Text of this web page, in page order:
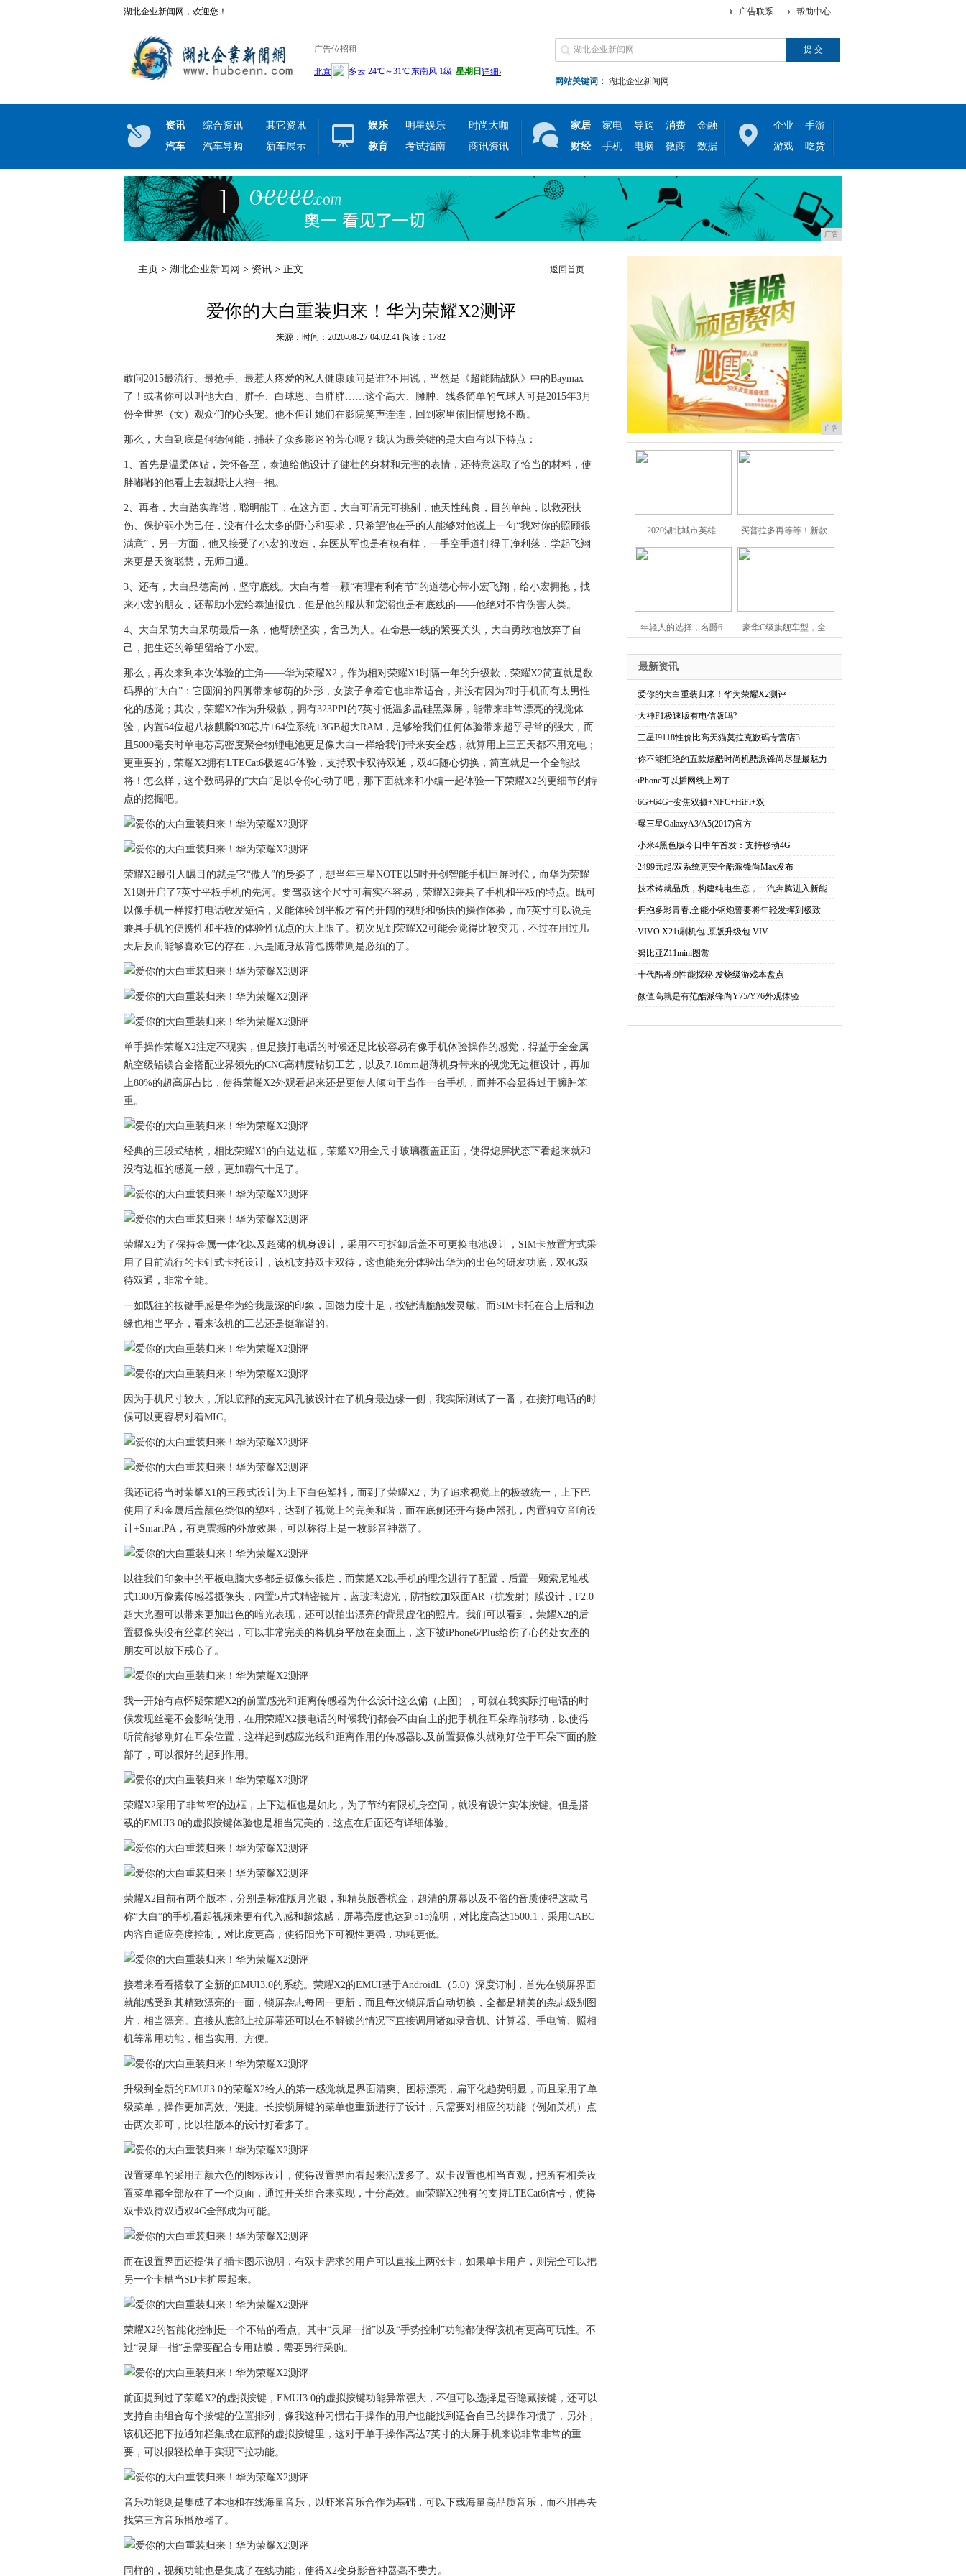
湖北企业新闻网，欢迎您！ 帮助中心
广告联系
广告位招租
网站关键词： 湖北企业新闻网
资讯 综合资讯
其它资讯
汽车
汽车导购 新车展示
娱乐 明星娱乐
时尚大咖
教育
考试指南 商讯资讯
家居 家电 导购 消费
金融
财经
手机 电脑 微商 数据
企业
手游
游戏
吃货
广告
主页 > 湖北企业新闻网 > 资讯 > 正文 返回首页
爱你的大白重装归来！华为荣耀X2测评
来源：时间：2020-08-27 04:02:41 阅读：1782
敢问2015最流行、最抢手、最惹人疼爱的私人健康顾问是谁?不用说，当然是《超能陆战队》中的Baymax
了！或者你可以叫他大白、胖子、白球恩、白胖胖……这个高大、臃肿、线条简单的气球人可是2015年3月
份全世界（女）观众们的心头宠。他不但让她们在影院笑声连连，回到家里依旧情思捻不断。
那么，大白到底是何德何能，捕获了众多影迷的芳心呢？我认为最关键的是大白有以下特点：
1、首先是温柔体贴，关怀备至，泰迪给他设计了健壮的身材和无害的表情，还特意选取了恰当的材料，使
胖嘟嘟的他看上去就想让人抱一抱。
2、再者，大白踏实靠谱，聪明能干，在这方面，大白可谓无可挑剔，他天性纯良，目的单纯，以救死扶
伤、保护弱小为己任，没有什么太多的野心和要求，只希望他在乎的人能够对他说上一句“我对你的照顾很
满意”，另一方面，他又接受了小宏的改造，弃医从军也是有模有样，一手空手道打得干净利落，学起飞翔
来更是天资聪慧，无师自通。
3、还有，大白品德高尚，坚守底线。大白有着一颗“有理有利有节”的道德心带小宏飞翔，给小宏拥抱，找
来小宏的朋友，还帮助小宏给泰迪报仇，但是他的服从和宠溺也是有底线的——他绝对不肯伤害人类。
4、大白呆萌大白呆萌最后一条，他臂膀坚实，舍己为人。在命悬一线的紧要关头，大白勇敢地放弃了自
己，把生还的希望留给了小宏。
那么，再次来到本次体验的主角——华为荣耀X2，作为相对荣耀X1时隔一年的升级款，荣耀X2简直就是数
码界的“大白”：它圆润的四脚带来够萌的外形，女孩子拿着它也非常适合，并没有因为7吋手机而有太男性
化的感觉；其次，荣耀X2作为升级款，拥有323PPI的7英寸低温多晶硅黑瀑屏，能带来非常漂亮的视觉体
验，内置64位超八核麒麟930芯片+64位系统+3GB超大RAM，足够给我们任何体验带来超乎寻常的强大，而
且5000毫安时单电芯高密度聚合物锂电池更是像大白一样给我们带来安全感，就算用上三五天都不用充电；
更重要的，荣耀X2拥有LTECat6极速4G体验，支持双卡双待双通，双4G随心切换，简直就是一个全能战
将！怎么样，这个数码界的“大白”足以令你心动了吧，那下面就来和小编一起体验一下荣耀X2的更细节的特
点的挖掘吧。
荣耀X2最引人瞩目的就是它“傲人”的身姿了，想当年三星NOTE以5吋开创智能手机巨屏时代，而华为荣耀
X1则开启了7英寸平板手机的先河。要驾驭这个尺寸可着实不容易，荣耀X2兼具了手机和平板的特点。既可
以像手机一样接打电话收发短信，又能体验到平板才有的开阔的视野和畅快的操作体验，而7英寸可以说是
兼具手机的便携性和平板的体验性优点的大上限了。初次见到荣耀X2可能会觉得比较突兀，不过在用过几
天后反而能够喜欢它的存在，只是随身放背包携带则是必须的了。
单手操作荣耀X2注定不现实，但是接打电话的时候还是比较容易有像手机体验操作的感觉，得益于全金属
航空级铝镁合金搭配业界领先的CNC高精度钻切工艺，以及7.18mm超薄机身带来的视觉无边框设计，再加
上80%的超高屏占比，使得荣耀X2外观看起来还是更使人倾向于当作一台手机，而并不会显得过于臃肿笨
重。
经典的三段式结构，相比荣耀X1的白边边框，荣耀X2用全尺寸玻璃覆盖正面，使得熄屏状态下看起来就和
没有边框的感觉一般，更加霸气十足了。
荣耀X2为了保持金属一体化以及超薄的机身设计，采用不可拆卸后盖不可更换电池设计，SIM卡放置方式采
用了目前流行的卡针式卡托设计，该机支持双卡双待，这也能充分体验出华为的出色的研发功底，双4G双
待双通，非常全能。
一如既往的按键手感是华为给我最深的印象，回馈力度十足，按键清脆触发灵敏。而SIM卡托在合上后和边
缘也相当平齐，看来该机的工艺还是挺靠谱的。
因为手机尺寸较大，所以底部的麦克风孔被设计在了机身最边缘一侧，我实际测试了一番，在接打电话的时
候可以更容易对着MIC。
我还记得当时荣耀X1的三段式设计为上下白色塑料，而到了荣耀X2，为了追求视觉上的极致统一，上下巴
使用了和金属后盖颜色类似的塑料，达到了视觉上的完美和谐，而在底侧还开有扬声器孔，内置独立音响设
计+SmartPA，有更震撼的外放效果，可以称得上是一枚影音神器了。
以往我们印象中的平板电脑大多都是摄像头很烂，而荣耀X2以手机的理念进行了配置，后置一颗索尼堆栈
式1300万像素传感器摄像头，内置5片式精密镜片，蓝玻璃滤光，防指纹加双面AR（抗发射）膜设计，F2.0
超大光圈可以带来更加出色的暗光表现，还可以拍出漂亮的背景虚化的照片。我们可以看到，荣耀X2的后
置摄像头没有丝毫的突出，可以非常完美的将机身平放在桌面上，这下被iPhone6/Plus给伤了心的处女座的
朋友可以放下戒心了。
我一开始有点怀疑荣耀X2的前置感光和距离传感器为什么设计这么偏（上图），可就在我实际打电话的时
候发现丝毫不会影响使用，在用荣耀X2接电话的时候我们都会不由自主的把手机往耳朵靠前移动，以使得
听筒能够刚好在耳朵位置，这样起到感应光线和距离作用的传感器以及前置摄像头就刚好位于耳朵下面的脸
部了，可以很好的起到作用。
荣耀X2采用了非常窄的边框，上下边框也是如此，为了节约有限机身空间，就没有设计实体按键。但是搭
载的EMUI3.0的虚拟按键体验也是相当完美的，这点在后面还有详细体验。
荣耀X2目前有两个版本，分别是标准版月光银，和精英版香槟金，超清的屏幕以及不俗的音质使得这款号
称“大白”的手机看起视频来更有代入感和超炫感，屏幕亮度也达到515流明，对比度高达1500:1，采用CABC
内容自适应亮度控制，对比度更高，使得阳光下可视性更强，功耗更低。
接着来看看搭载了全新的EMUI3.0的系统。荣耀X2的EMUI基于AndroidL（5.0）深度订制，首先在锁屏界面
就能感受到其精致漂亮的一面，锁屏杂志每周一更新，而且每次锁屏后自动切换，全都是精美的杂志级别图
片，相当漂亮。直接从底部上拉屏幕还可以在不解锁的情况下直接调用诸如录音机、计算器、手电筒、照相
机等常用功能，相当实用、方便。
升级到全新的EMUI3.0的荣耀X2给人的第一感觉就是界面清爽、图标漂亮，扁平化趋势明显，而且采用了单
级菜单，操作更加高效、便捷。长按锁屏键的菜单也重新进行了设计，只需要对相应的功能（例如关机）点
击两次即可，比以往版本的设计好看多了。
设置菜单的采用五颜六色的图标设计，使得设置界面看起来活泼多了。双卡设置也相当直观，把所有相关设
置菜单都全部放在了一个页面，通过开关组合来实现，十分高效。而荣耀X2独有的支持LTECat6信号，使得
双卡双待双通双4G全部成为可能。
而在设置界面还提供了插卡图示说明，有双卡需求的用户可以直接上两张卡，如果单卡用户，则完全可以把
另一个卡槽当SD卡扩展起来。
荣耀X2的智能化控制是一个不错的看点。其中“灵犀一指”以及“手势控制”功能都使得该机有更高可玩性。不
过“灵犀一指”是需要配合专用贴膜，需要另行采购。
前面提到过了荣耀X2的虚拟按键，EMUI3.0的虚拟按键功能异常强大，不但可以选择是否隐藏按键，还可以
支持自由组合每个按键的位置排列，像我这种习惯右手操作的用户也能找到适合自己的操作习惯了，另外，
该机还把下拉通知栏集成在底部的虚拟按键里，这对于单手操作高达7英寸的大屏手机来说非常非常的重
要，可以很轻松单手实现下拉功能。
音乐功能则是集成了本地和在线海量音乐，以虾米音乐合作为基础，可以下载海量高品质音乐，而不用再去
找第三方音乐播放器了。
同样的，视频功能也是集成了在线功能，使得X2变身影音神器毫不费力。
广告
2020湖北城市英雄 买普拉多再等等！新款
年轻人的选择，名爵6 豪华C级旗舰车型，全
最新资讯
·爱你的大白重装归来！华为荣耀X2测评
·大神F1极速版有电信版吗?
·三星I9118性价比高天猫莫拉克数码专营店3
·你不能拒绝的五款炫酷时尚机酷派锋尚尽显最魅力
·iPhone可以插网线上网了
·6G+64G+变焦双摄+NFC+HiFi+双
·曝三星GalaxyA3/A5(2017)官方
·小米4黑色版今日中午首发：支持移动4G
·2499元起/双系统更安全酷派锋尚Max发布
·技术铸就品质，构建纯电生态，一汽奔腾进入新能
·拥抱多彩青春,全能小钢炮誓要将年轻发挥到极致
·VIVO X21i刷机包 原版升级包 VIV
·努比亚Z11mini图赏
·十代酷睿i9性能探秘 发烧级游戏本盘点
·颜值高就是有范酷派锋尚Y75/Y76外观体验